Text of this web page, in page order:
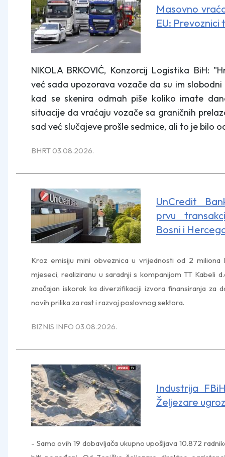
Masovno
EU:
NIKOLA BRKOVIĆ, Konzorcij Logistika BiH:
već sada upozorava vozače da su im
kad se skenira odmah piše koliko imate
situacije da vraćaju vozače sa graničnih
sad već slučajeve prošle sedmice, ali to je bilo
BHRT 03.08.2026.
UnCredit
prvu
Bosni i
Kroz emisiju mini obveznica u vrijednosti od 2
mjeseci, realiziranu u saradnji s kompanijom TT Kabeli
značajan iskorak ka diverzifikaciji izvora finansiranja za
novih prilika za rast i razvoj poslovnog sektora.
BIZNIS INFO 03.08.2026.
Industrija
Željezare
- Samo ovih 19 dobavljača ukupno upošljava 10.872